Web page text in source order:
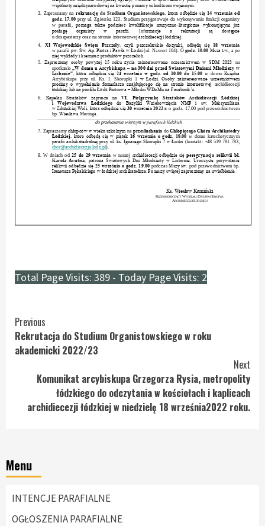
Total Page Visits: 389 - Today Page Visits: 2
Continue
Reading
Previous
Rekrutacja do Studium Organistowskiego w roku
akademicki 2022/23
Next
Komunikat arcybiskupa Grzegorza Rysia, metropolity
łódzkiego do odczytania w kościołach i kaplicach
archidiecezji łódzkiej w niedzielę 18 września2022 roku.
Menu
INTENCJE PARAFIALNE
OGŁOSZENIA PARAFIALNE